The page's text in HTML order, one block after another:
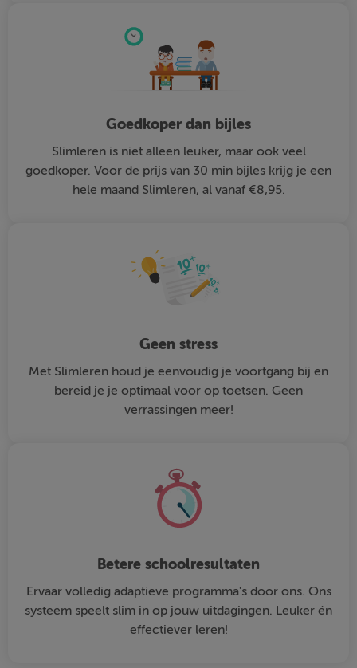
Goedkoper dan bijles
Slimleren is niet alleen leuker, maar ook veel
goedkoper. Voor de prijs van 30 min bijles krijg je een
hele maand Slimleren, al vanaf €8,95.
Geen stress
Met Slimleren houd je eenvoudig je voortgang bij en
bereid je je optimaal voor op toetsen. Geen
verrassingen meer!
Betere schoolresultaten
Ervaar volledig adaptieve programma's door ons. Ons
systeem speelt slim in op jouw uitdagingen. Leuker én
effectiever leren!